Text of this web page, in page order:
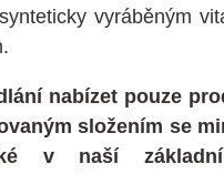
vyráběným
nabízet pouze
složením se
v naší